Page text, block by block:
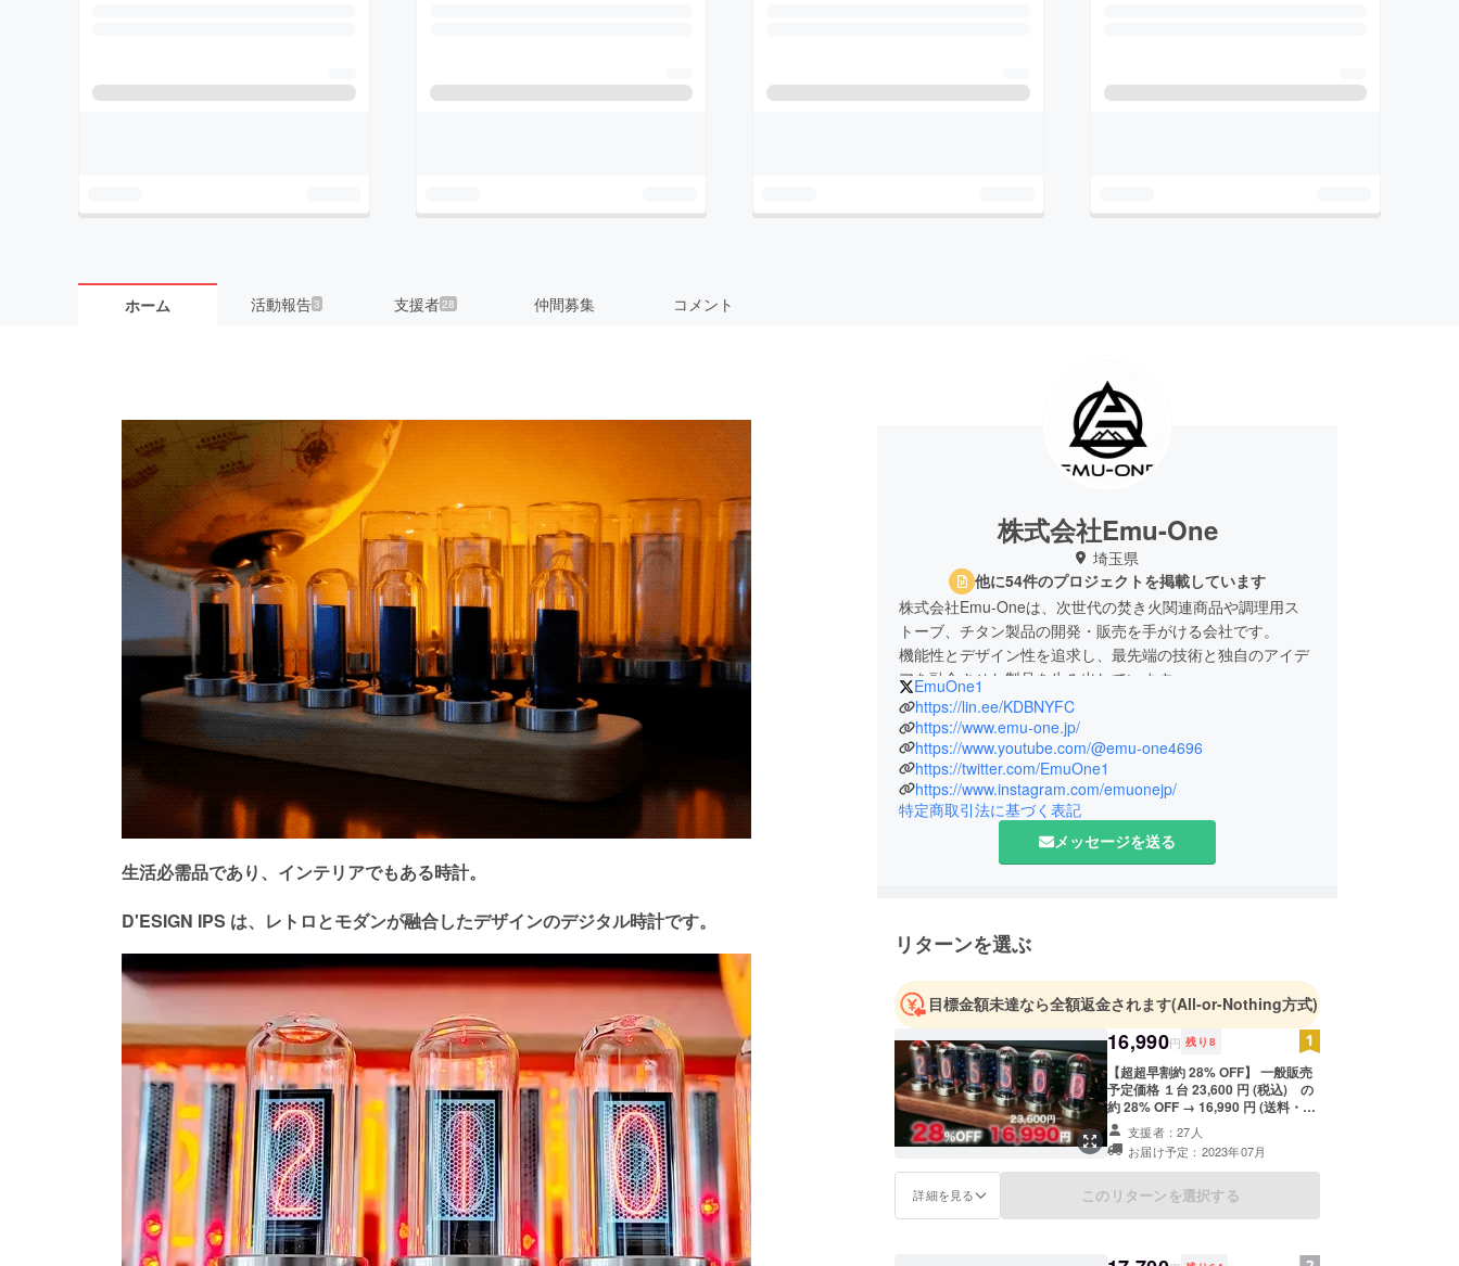
ホーム 活動報告3 支援者28 仲間募集 コメント
生活必需品であり、インテリアでもある時計。
D'ESIGN IPS は、レトロとモダンが融合したデザインのデジタル時計です。
株式会社Emu-One
埼玉県
他に54件のプロジェクトを掲載しています
株式会社Emu-Oneは、次世代の焚き火関連商品や調理用ス
トーブ、チタン製品の開発・販売を手がける会社です。
機能性とデザイン性を追求し、最先端の技術と独自のアイデ
アを融合させた製品を生み出しています。
これまでにない体験を皆様にお届けすることを目指していま
す。
EmuOne1
https://lin.ee/KDBNYFC
https://www.emu-one.jp/
https://www.youtube.com/@emu-one4696
https://twitter.com/EmuOne1
https://www.instagram.com/emuonejp/
特定商取引法に基づく表記
メッセージを送る
リターンを選ぶ
目標金額未達なら全額返金されます(All-or-Nothing方式)
16,990円 残り 8
【超超早割約 28% OFF】 一般販売
予定価格 １台 23,600 円 (税込) の
約 28% OFF → 16,990 円 (送料・税
込) 〈１セットの詳細〉 ニキシー管
風デジタル時計【D'ESIGN IPS】１
台 (スタンドの木はブナ、ウォール
ナットどちらかをお選び頂けます。)
Type-C充電ケーブル 日本語説明書
支援者：27人
お届け予定：2023年07月
詳細を見る このリターンを選択する